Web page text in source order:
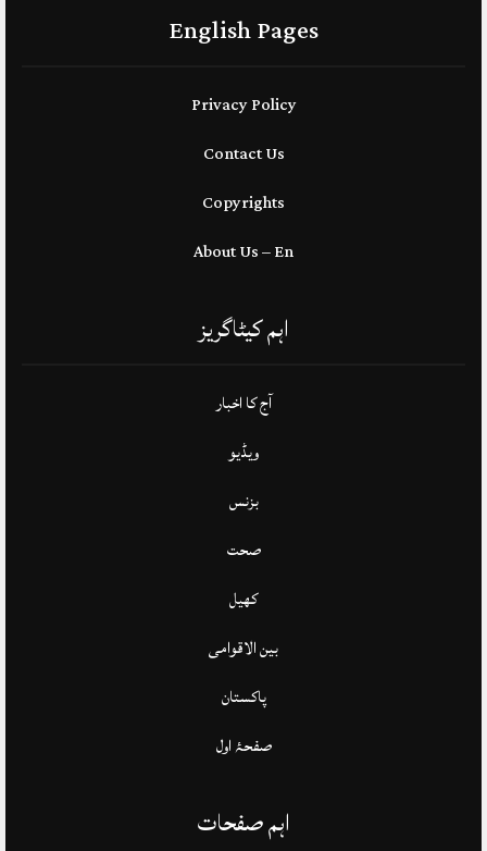
English Pages
Privacy Policy
Contact Us
Copyrights
About Us – En
اہم کیٹاگریز
آج کا اخبار
ویڈیو
بزنس
صحت
کھیل
بین الاقوامی
پاکستان
صفحۂ اول
اہم صفحات